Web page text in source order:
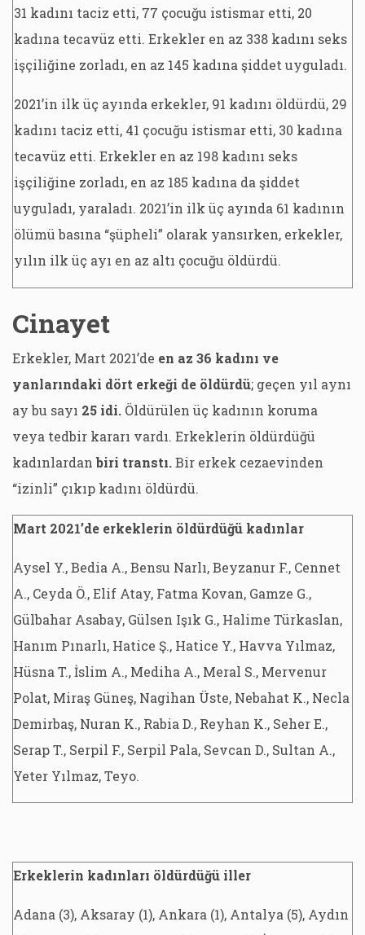
31 kadını taciz etti, 77 çocuğu istismar etti, 20
kadına tecavüz etti. Erkekler en az 338 kadını seks
işçiliğine zorladı, en az 145 kadına şiddet uyguladı.
2021’in ilk üç ayında erkekler, 91 kadını öldürdü, 29
kadını taciz etti, 41 çocuğu istismar etti, 30 kadına
tecavüz etti. Erkekler en az 198 kadını seks
işçiliğine zorladı, en az 185 kadına da şiddet
uyguladı, yaraladı. 2021’in ilk üç ayında 61 kadının
ölümü basına “şüpheli” olarak yansırken, erkekler,
yılın ilk üç ayı en az altı çocuğu öldürdü.
Cinayet
Erkekler, Mart 2021’de en az 36 kadını ve
yanlarındaki dört erkeği de öldürdü; geçen yıl aynı
ay bu sayı 25 idi. Öldürülen üç kadının koruma
veya tedbir kararı vardı. Erkeklerin öldürdüğü
kadınlardanbiri transtı.Bir erkek cezaevinden
“izinli” çıkıp kadını öldürdü.
Mart 2021’de erkeklerin öldürdüğü kadınlar
Aysel Y., Bedia A., Bensu Narlı, Beyzanur F., Cennet
A., Ceyda Ö., Elif Atay, Fatma Kovan, Gamze G.,
Gülbahar Asabay, Gülsen Işık G., Halime Türkaslan,
Hanım Pınarlı, Hatice Ş., Hatice Y., Havva Yılmaz,
Hüsna T., İslim A., Mediha A., Meral S., Mervenur
Polat, Miraş Güneş, Nagihan Üste, Nebahat K., Necla
Demirbaş, Nuran K., Rabia D., Reyhan K., Seher E.,
Serap T., Serpil F., Serpil Pala, Sevcan D., Sultan A.,
Yeter Yılmaz, Teyo.
Erkeklerin kadınları öldürdüğü iller
Adana (3), Aksaray (1), Ankara (1), Antalya (5), Aydın